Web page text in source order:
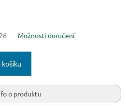
Možnosti doručení
košíku
o produktu